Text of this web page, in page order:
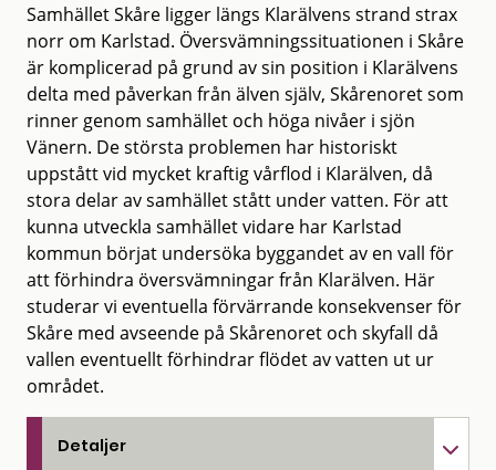
Samhället Skåre ligger längs Klarälvens strand strax
norr om Karlstad. Översvämningssituationen i Skåre
är komplicerad på grund av sin position i Klarälvens
delta med påverkan från älven själv, Skårenoret som
rinner genom samhället och höga nivåer i sjön
Vänern. De största problemen har historiskt
uppstått vid mycket kraftig vårflod i Klarälven, då
stora delar av samhället stått under vatten. För att
kunna utveckla samhället vidare har Karlstad
kommun börjat undersöka byggandet av en vall för
att förhindra översvämningar från Klarälven. Här
studerar vi eventuella förvärrande konsekvenser för
Skåre med avseende på Skårenoret och skyfall då
vallen eventuellt förhindrar flödet av vatten ut ur
området.
Detaljer